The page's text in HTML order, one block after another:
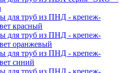
для труб из ПНД - крепеж-
красный
для труб из ПНД - крепеж-
оранжевый
для труб из ПНД - крепеж-
синий
для труб из ПНД - крепеж-